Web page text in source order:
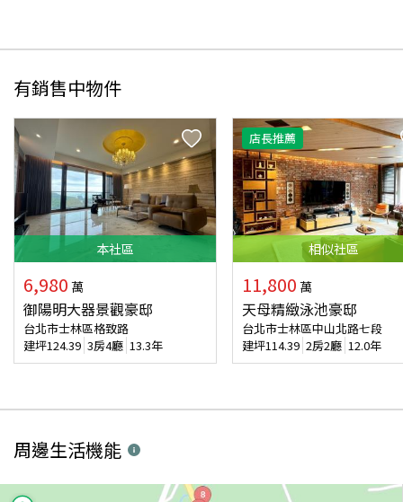
有銷售中物件
本社區
6,980 萬
御陽明大器景觀豪邸
台北市士林區格致路
建坪124.39 3房4廳 13.3年
店長推薦
相似社區
11,800 萬
天母精緻泳池豪邸
台北市士林區中山北路七段
建坪114.39 2房2廳 12.0年
周邊生活機能